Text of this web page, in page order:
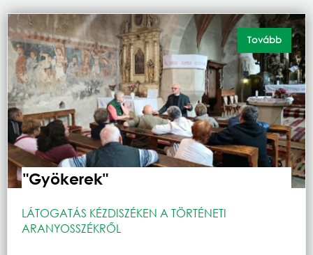
"Gyökerek"
LÁTOGATÁS KÉZDISZÉKEN A TÖRTÉNETI
ARANYOSSZÉKRŐL
Tovább